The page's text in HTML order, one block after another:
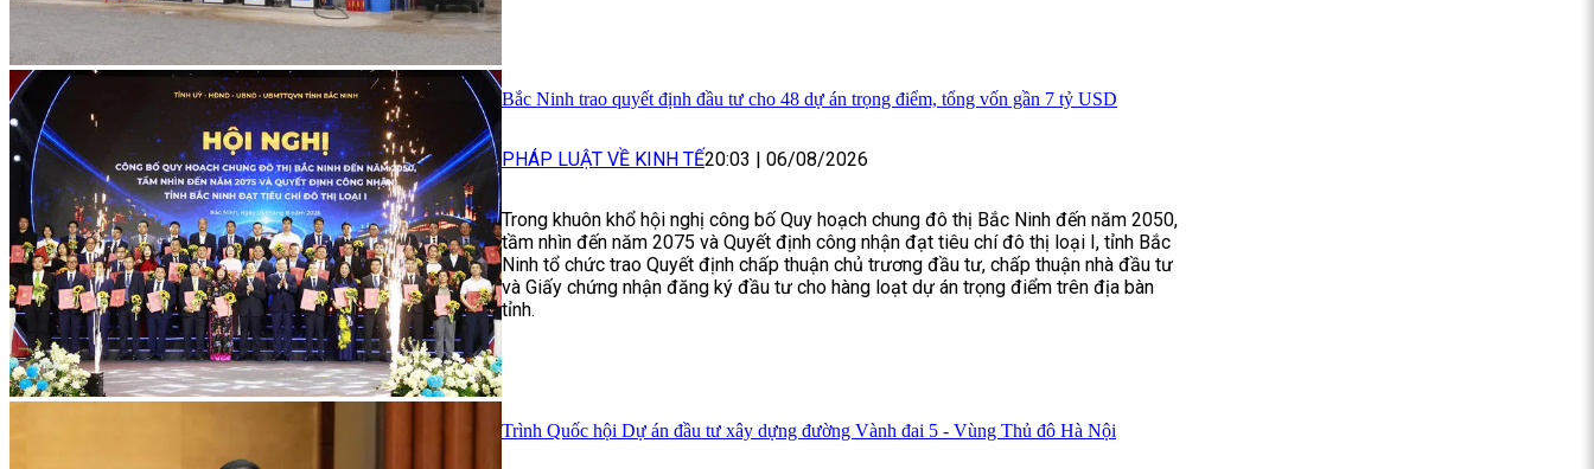
Bắc Ninh trao quyết định đầu tư cho 48 dự án trọng điểm, tổng vốn gần 7 tỷ USD
PHÁP LUẬT VỀ KINH TẾ20:03 | 06/08/2026
Trong khuôn khổ hội nghị công bố Quy hoạch chung đô thị Bắc Ninh đến năm 2050,
tầm nhìn đến năm 2075 và Quyết định công nhận đạt tiêu chí đô thị loại I, tỉnh Bắc
Ninh tổ chức trao Quyết định chấp thuận chủ trương đầu tư, chấp thuận nhà đầu tư
và Giấy chứng nhận đăng ký đầu tư cho hàng loạt dự án trọng điểm trên địa bàn
tỉnh.
Trình Quốc hội Dự án đầu tư xây dựng đường Vành đai 5 - Vùng Thủ đô Hà Nội